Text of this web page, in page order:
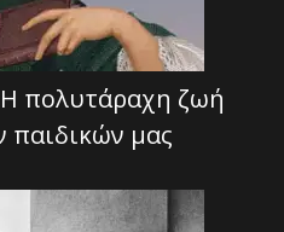
πολυτάραχη ζωή
παιδικών μας